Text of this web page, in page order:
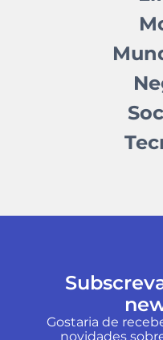
Gostaria de
novidades